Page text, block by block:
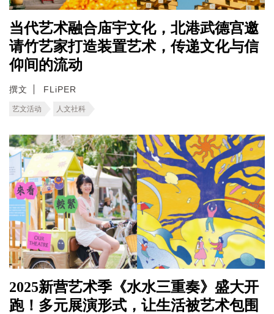
当代艺术融合庙宇文化，北港武德宫邀
请竹艺家打造装置艺术，传递文化与信
仰间的流动
撰文 FLiPER
艺文活动 人文社科
2025新营艺术季《水水三重奏》盛大开
跑！多元展演形式，让生活被艺术包围